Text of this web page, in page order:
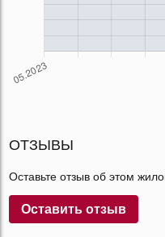
ОТЗЫВЫ
Оставьте отзыв об этом
Оставить отзыв